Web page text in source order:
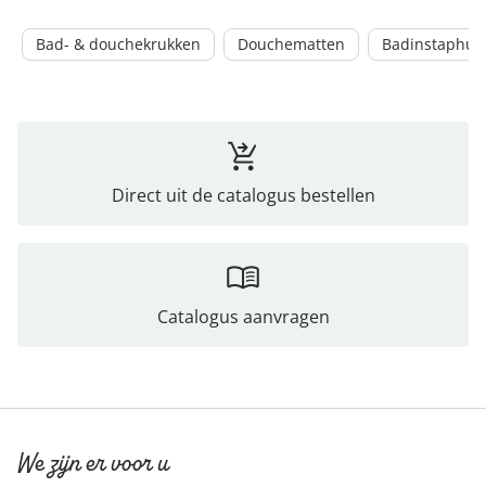
Bad- & douchekrukken Douchematten
Direct uit de catalogus bestellen
Catalogus aanvragen
We zijn er voor u